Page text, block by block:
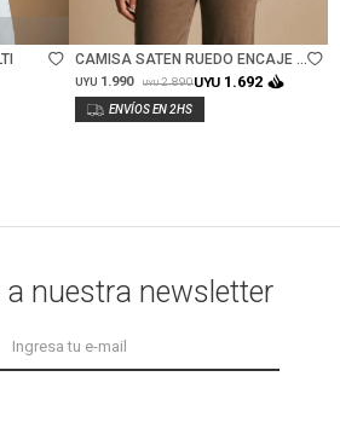
Talle
CAMISA SATEN RUEDO ENCAJE -
ARENA
UYU 1.990 UYU 2.890UYU 1.692
a nuestra newsletter